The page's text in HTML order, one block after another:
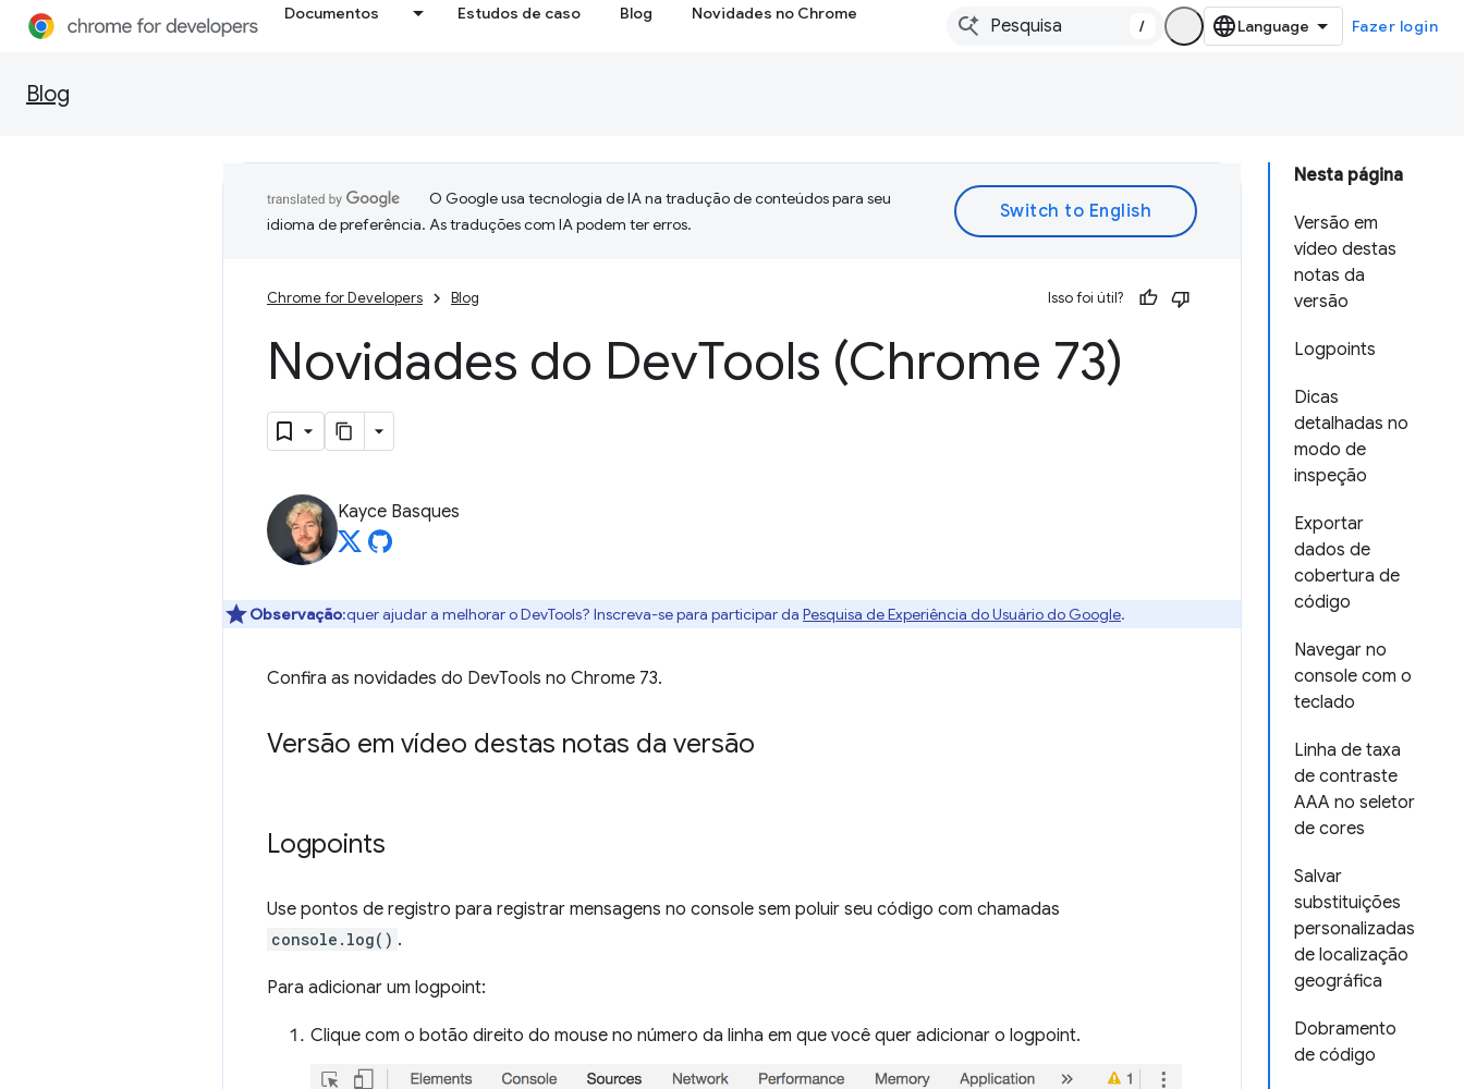
Documentos Estudos de caso Blog Novidades no Chrome
/ Fazer login
Blog
Nesta página
Versão em
vídeo destas
notas da
versão
Logpoints
Dicas
detalhadas no
modo de
inspeção
Exportar
dados de
cobertura de
código
Navegar no
console com o
teclado
Linha de taxa
de contraste
AAA no seletor
de cores
Salvar
substituições
personalizadas
de localização
geográfica
Dobramento
de código
O Google usa tecnologia de IA na tradução de conteúdos para seu
idioma de preferência. As traduções com IA podem ter erros.
Chrome for Developers Blog Isso foi útil?
Novidades do DevTools (Chrome 73)
Kayce Basques
Observação:quer ajudar a melhorar o DevTools? Inscreva-se para participar da Pesquisa de Experiência do Usuário do Google.
Confira as novidades do DevTools no Chrome 73.
Versão em vídeo destas notas da versão
Logpoints
Use pontos de registro para registrar mensagens no console sem poluir seu código com chamadas
console.log() .
Para adicionar um logpoint:
Clique com o botão direito do mouse no número da linha em que você quer adicionar o logpoint.